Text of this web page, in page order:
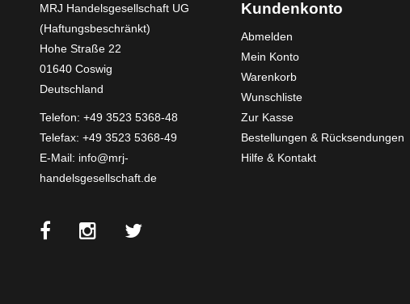
MRJ Handelsgesellschaft UG
(Haftungsbeschränkt)
Hohe Straße 22
01640 Coswig
Deutschland
Telefon: +49 3523 5368-48
Telefax: +49 3523 5368-49
E-Mail: info@mrj-
handelsgesellschaft.de
Kundenkonto
Abmelden
Mein Konto
Warenkorb
Wunschliste
Zur Kasse
Bestellungen & Rücksendungen
Hilfe & Kontakt